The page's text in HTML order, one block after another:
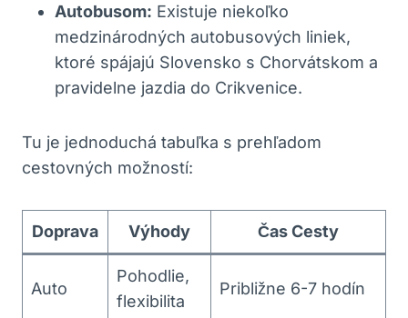
Autobusom: Existuje niekoľko
medzinárodných autobusových liniek,
ktoré spájajú Slovensko s Chorvátskom a
pravidelne jazdia do Crikvenice.
Tu je jednoduchá tabuľka s prehľadom
cestovných možností:
Doprava Výhody Čas Cesty
Auto
Pohodlie,
flexibilita
Približne 6-7 hodín